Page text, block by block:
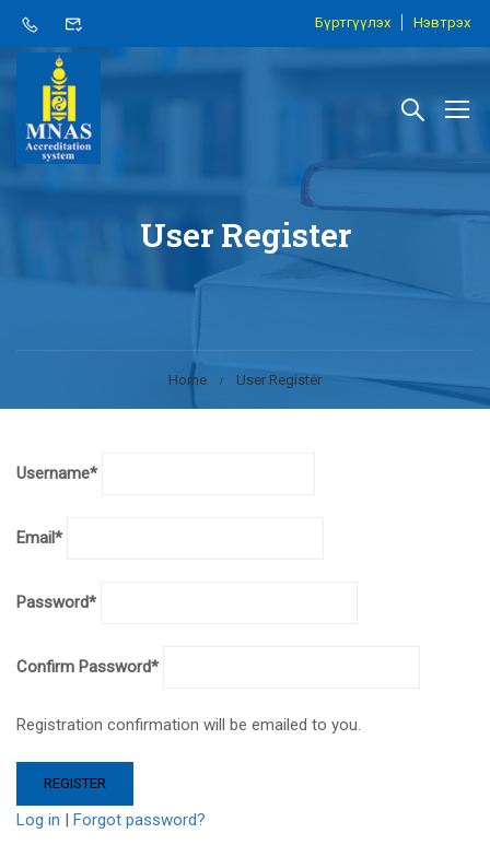
Бүртгүүлэх Нэвтрэх
Home User Register
User Register
Username*
Email*
Password*
Confirm Password*
Registration confirmation will be emailed to you.
Log in | Forgot password?